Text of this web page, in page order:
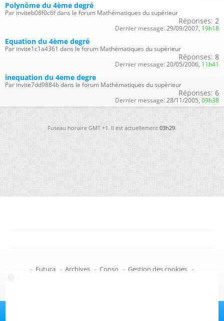
Polynôme du 4ème degré
Par inviteb08f0c6f dans le forum Mathématiques du supérieur
Réponses: 2
Dernier message: 29/09/2007, 19h18
Equation du 4ème degré
Par invite1c1a4361 dans le forum Mathématiques du supérieur
Réponses: 8
Dernier message: 20/05/2006, 11h41
inequation du 4eme degre
Par invite7dd9884b dans le forum Mathématiques du supérieur
Réponses: 6
Dernier message: 28/11/2005, 09h38
Fuseau horaire GMT +1. Il est actuellement03h29.
- Futura - Archives - Conso - Gestion des cookies -